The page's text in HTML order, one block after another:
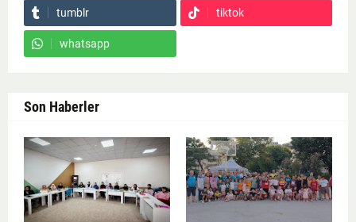
tumblr tiktok
whatsapp
Son Haberler